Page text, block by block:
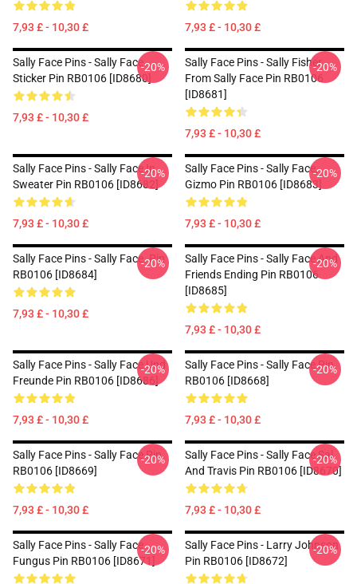
7,93 £ - 10,30 £ 7,93 £ - 10,30 £
Sally Face Pins - Sally Face
Sticker Pin RB0106 [ID8680]
7,93 £ - 10,30 £
-20%
Sally Face Pins - Sally Fisher
From Sally Face Pin RB0106
[ID8681]
7,93 £ - 10,30 £
-20%
Sally Face Pins - Sally Face In
Sweater Pin RB0106 [ID8682]
7,93 £ - 10,30 £
-20%
Sally Face Pins - Sally Face,
Gizmo Pin RB0106 [ID8683]
7,93 £ - 10,30 £
-20%
Sally Face Pins - Sally Face. Pin
RB0106 [ID8684]
7,93 £ - 10,30 £
-20%
Sally Face Pins - Sally Face And
Friends Ending Pin RB0106
[ID8685]
7,93 £ - 10,30 £
-20%
Sally Face Pins - Sally Face Und
Freunde Pin RB0106 [ID8686]
7,93 £ - 10,30 £
-20%
Sally Face Pins - Sally Face Pin
RB0106 [ID8668]
7,93 £ - 10,30 £
-20%
Sally Face Pins - Sally Face Pin
RB0106 [ID8669]
7,93 £ - 10,30 £
-20%
Sally Face Pins - Sally Face Sal
And Travis Pin RB0106 [ID8670]
7,93 £ - 10,30 £
-20%
Sally Face Pins - Sally Face
Fungus Pin RB0106 [ID8671]
-20%
Sally Face Pins - Larry Johnson
Pin RB0106 [ID8672]
-20%